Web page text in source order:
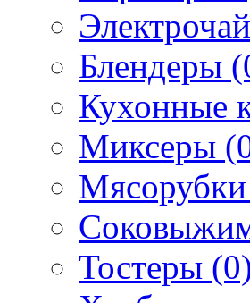
Блендеры
Кухонные
Миксеры
Тостеры